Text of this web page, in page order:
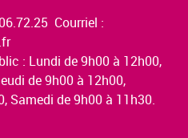
Courriel :
: Lundi de 9h00 à 12h00,
de 9h00 à 12h00,
Samedi de 9h00 à 11h30.